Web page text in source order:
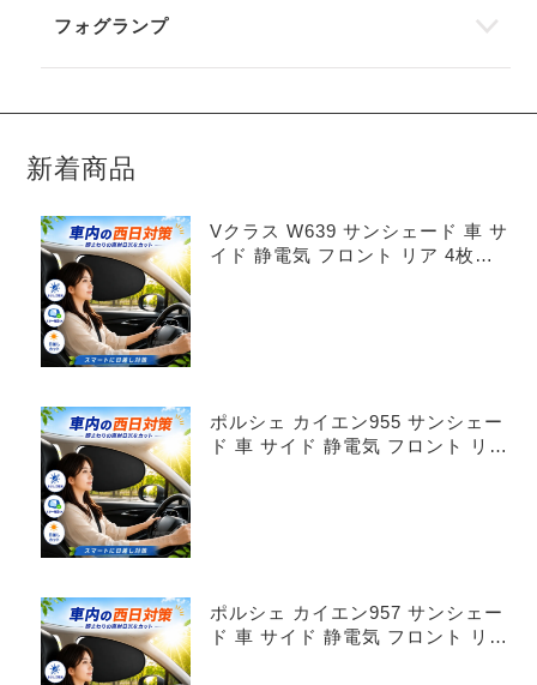
フォグランプ
新着商品
Vクラス W639 サンシェード 車 サ
イド 静電気 フロント リア 4枚セ
ポルシェ カイエン955 サンシェー
ド 車 サイド 静電気 フロント リア
ポルシェ カイエン957 サンシェー
ド 車 サイド 静電気 フロント リア